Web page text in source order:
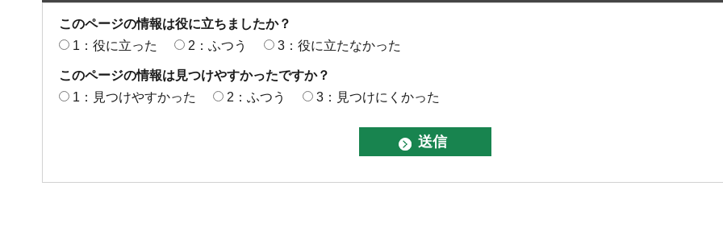
このページの情報は役に立ちましたか？
1：役に立った
2：ふつう 3：役に立たなかった
このページの情報は見つけやすかったですか？
1：見つけやすかった
2：ふつう 3：見つけにくかった